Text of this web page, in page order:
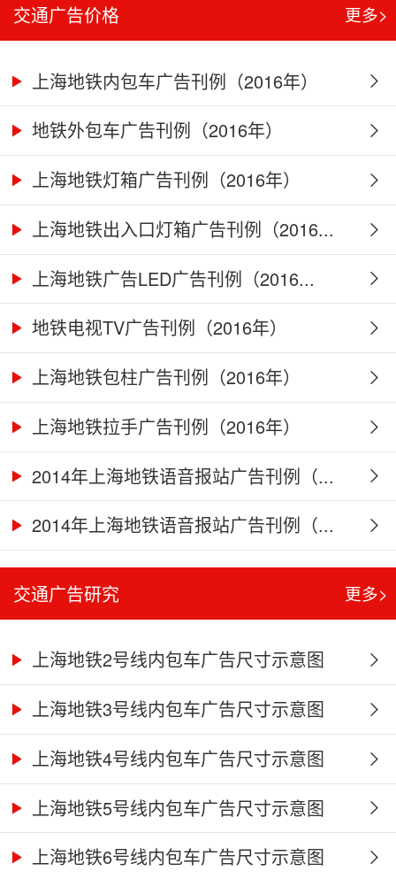
交通广告价格 更多>
上海地铁内包车广告刊例（2016年）
地铁外包车广告刊例（2016年）
上海地铁灯箱广告刊例（2016年）
上海地铁出入口灯箱广告刊例（2016...
上海地铁广告LED广告刊例（2016...
地铁电视TV广告刊例（2016年）
上海地铁包柱广告刊例（2016年）
上海地铁拉手广告刊例（2016年）
2014年上海地铁语音报站广告刊例（...
2014年上海地铁语音报站广告刊例（...
交通广告研究 更多>
上海地铁2号线内包车广告尺寸示意图
上海地铁3号线内包车广告尺寸示意图
上海地铁4号线内包车广告尺寸示意图
上海地铁5号线内包车广告尺寸示意图
上海地铁6号线内包车广告尺寸示意图